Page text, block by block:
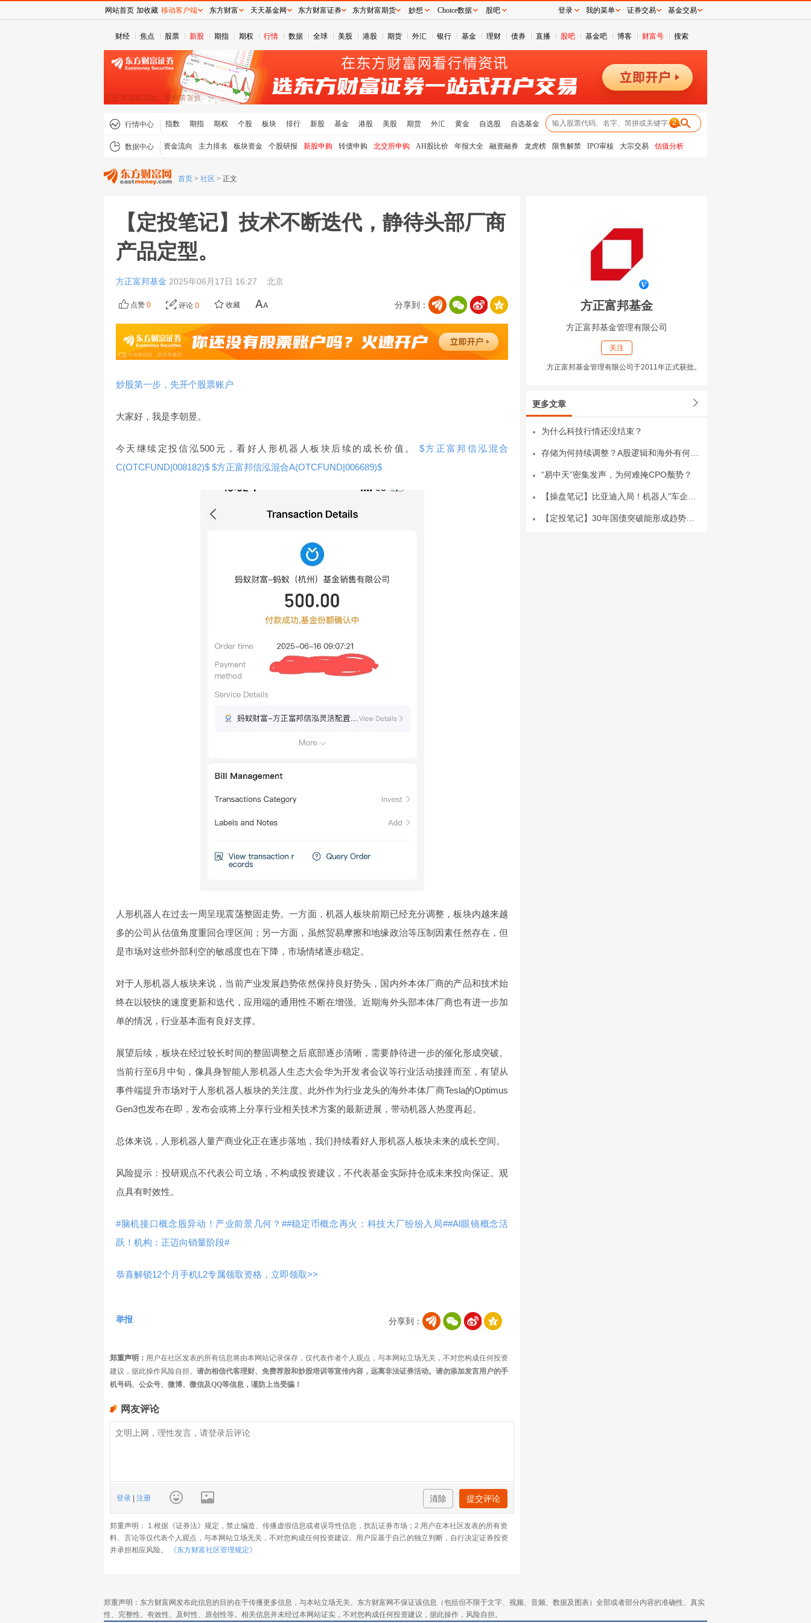
财经 焦点 股票 新股 期指 期权 行情 数据 全球 美股 港股 期货 外汇 银行 基金 理财 债券 直播 股吧 基金吧 博客 财富号 搜索
行情中心 指数 期指 期权 个股 板块 排行 新股 基金 港股 美股 期货 外汇 黄金 自选股 自选基金 2
数据中心 资金流向 主力排名 板块资金 个股研报 新股申购 转债申购 北交所申购 AH股比价 年报大全 融资融券 龙虎榜 限售解禁 IPO审核 大宗交易 估值分析
首页 > 社区 > 正文
【定投笔记】技术不断迭代，静待头部厂商
产品定型。
方正富邦基金 2025年06月17日 16:27 北京
分享到：
点赞 0 评论 0 收藏
炒股第一步，先开个股票账户
大家好，我是李朝昱。
今天继续定投信泓500元，看好人形机器人板块后续的成长价值。
$方正富邦信泓混合
C(OTCFUND|008182)$ $方正富邦信泓混合A(OTCFUND|006689)$
人形机器人在过去一周呈现震荡整固走势。一方面，机器人板块前期已经充分调整，板块内越来越
多的公司从估值角度重回合理区间；另一方面，虽然贸易摩擦和地缘政治等压制因素任然存在，但
是市场对这些外部利空的敏感度也在下降，市场情绪逐步稳定。
对于人形机器人板块来说，当前产业发展趋势依然保持良好势头，国内外本体厂商的产品和技术始
终在以较快的速度更新和迭代，应用端的通用性不断在增强。近期海外头部本体厂商也有进一步加
单的情况，行业基本面有良好支撑。
展望后续，板块在经过较长时间的整固调整之后底部逐步清晰，需要静待进一步的催化形成突破。
当前行至6月中旬，像具身智能人形机器人生态大会华为开发者会议等行业活动接踵而至，有望从
事件端提升市场对于人形机器人板块的关注度。此外作为行业龙头的海外本体厂商Tesla的Optimus
Gen3也发布在即，发布会或将上分享行业相关技术方案的最新进展，带动机器人热度再起。
总体来说，人形机器人量产商业化正在逐步落地，我们持续看好人形机器人板块未来的成长空间。
风险提示：投研观点不代表公司立场，不构成投资建议，不代表基金实际持仓或未来投向保证。观
点具有时效性。
#脑机接口概念股异动！产业前景几何？##稳定币概念再火：科技大厂纷纷入局##AI眼镜概念活
跃！机构：正迈向销量阶段#
恭喜解锁12个月手机L2专属领取资格，立即领取>>
分享到：
举报
郑重声明： 用户在社区发表的所有信息将由本网站记录保存，仅代表作者个人观点，与本网站立场无关，不对您构成任何投资
建议，据此操作风险自担。 请勿相信代客理财、免费荐股和炒股培训等宣传内容，远离非法证券活动。请勿添加发言用户的手
机号码、公众号、微博、微信及QQ等信息，谨防上当受骗！
网友评论
登录 注册 清除 提交评论
郑重声明： 1.根据《证券法》规定，禁止编造、传播虚假信息或者误导性信息，扰乱证券市场；2.用户在本社区发表的所有资
料、言论等仅代表个人观点，与本网站立场无关，不对您构成任何投资建议。用户应基于自己的独立判断，自行决定证券投资
并承担相应风险。
《东方财富社区管理规定》
方正富邦基金
方正富邦基金管理有限公司
关注
方正富邦基金管理有限公司于2011年正式获批。
更多文章
为什么科技行情还没结束？
“易中天”密集发声，为何难掩CPO颓势？
郑重声明：东方财富网发布此信息的目的在于传播更多信息，与本站立场无关。东方财富网不保证该信息（包括但不限于文字、视频、音频、数据及图表）全部或者部分内容的准确性、真实
性、完整性、有效性、及时性、原创性等。相关信息并未经过本网站证实，不对您构成任何投资建议，据此操作，风险自担。
网站首页 加收藏 移动客户端 东方财富 天天基金网 东方财富证券 东方财富期货 妙想 Choice数据 股吧 登录 我的菜单 证券交易 基金交易